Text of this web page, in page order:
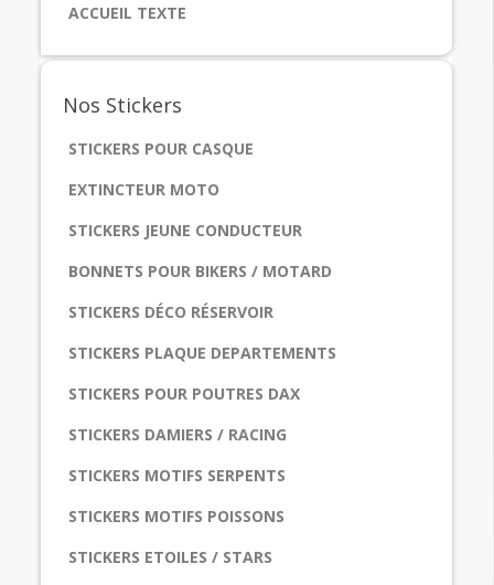
ACCUEIL TEXTE
Nos Stickers
STICKERS POUR CASQUE
EXTINCTEUR MOTO
STICKERS JEUNE CONDUCTEUR
BONNETS POUR BIKERS / MOTARD
STICKERS DÉCO RÉSERVOIR
STICKERS PLAQUE DEPARTEMENTS
STICKERS POUR POUTRES DAX
STICKERS DAMIERS / RACING
STICKERS MOTIFS SERPENTS
STICKERS MOTIFS POISSONS
STICKERS ETOILES / STARS